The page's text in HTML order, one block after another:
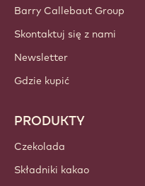
Barry Callebaut Group
Skontaktuj się z nami
Newsletter
Gdzie kupić
PRODUKTY
Czekolada
Składniki kakao